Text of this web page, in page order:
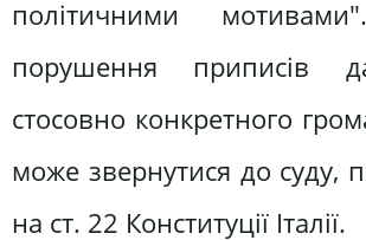
політичними
порушення приписів
стосовно конкретного
може звернутися до суду,
на ст. 22 Конституції Італії.